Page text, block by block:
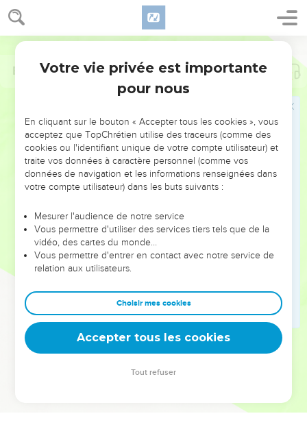
NE MANQUEZ PAS L’ÉVÉNEMENT
DE L’ANNÉE !
ET SI LEURS ERREURS POUVAIENT VOUS ÉVITER LES
VOTRES ?
leur foi ou leur vision. Mais on voit moins les doutes, les erreurs
et les saisons difficiles qu'ils ont traversés, alors même que ce
sont elles qui les ont façonnés.
Dans cette conférence, leaders, entrepreneurs, et responsables
clés pour avancer avec plus de sagesse afin que leurs erreurs
deviennent vos tremplins. Que vous guidiez un ministère, une
équipe, un groupe ou une famille, leur expérience est faite
Ecclésiaste 1
Votre vie privée est importante
pour nous
En cliquant sur le bouton « Accepter tous les cookies », vous
acceptez que TopChrétien utilise des traceurs (comme des
cookies ou l'identifiant unique de votre compte utilisateur) et
traite vos données à caractère personnel (comme vos
données de navigation et les informations renseignées dans
votre compte utilisateur) dans les buts suivants :
Mesurer l'audience de notre service
Vous permettre d'utiliser des services tiers tels que de la
vidéo, des cartes du monde…
Vous permettre d'entrer en contact avec notre service de
relation aux utilisateurs.
Choisir mes cookies
Accepter tous les cookies
Tout refuser